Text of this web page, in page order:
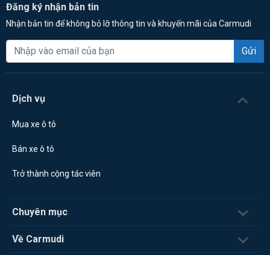
Đăng ký nhận bản tin
Nhận bản tin để không bỏ lỡ thông tin và khuyến mãi của Carmudi
Gửi
Dịch vụ
Mua xe ô tô
Bán xe ô tô
Trở thành cộng tác viên
Chuyên mục
Về Carmudi